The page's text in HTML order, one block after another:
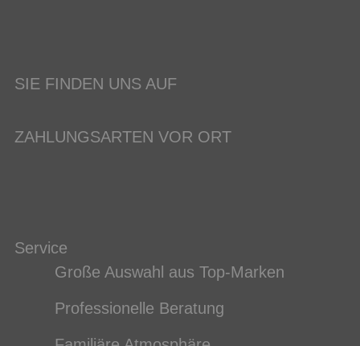
SIE FINDEN UNS AUF
ZAHLUNGSARTEN VOR ORT
Service
Große Auswahl aus Top-Marken
Professionelle Beratung